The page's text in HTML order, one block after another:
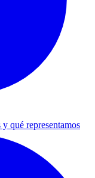
qué representamos